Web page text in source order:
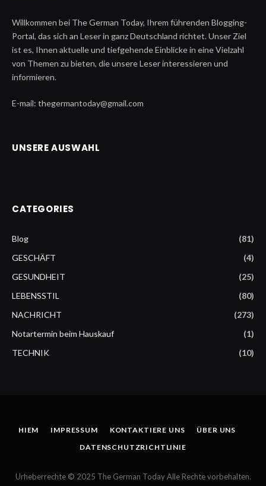
Willkommen bei The German Today, Ihrem führenden Blogging-
Portal, das sich an Leser in ganz Deutschland richtet. Unser Ziel
ist es, Ihnen aktuelle und tiefgehende Einblicke in eine Vielzahl
von Themen zu bieten, die unsere Leser interessieren und
informieren.
E-mail: thegermantoday@gmail.com
UNSERE AUSWAHL
CATEGORIES
Blog
(81)
GESCHÄFT
(4)
GESUNDHEIT
(25)
LEBENSSTIL
(80)
NACHRICHT
(273)
Notartermin beim Hauskauf
(1)
TECHNIK
(10)
HIEM IMPRESSUM KONTAKTIERE UNS
ÜBER UNS
DATENSCHUTZRICHTLINIE
Urheberrechte © 2025 The German Today Alle Rechte vorbehalten.